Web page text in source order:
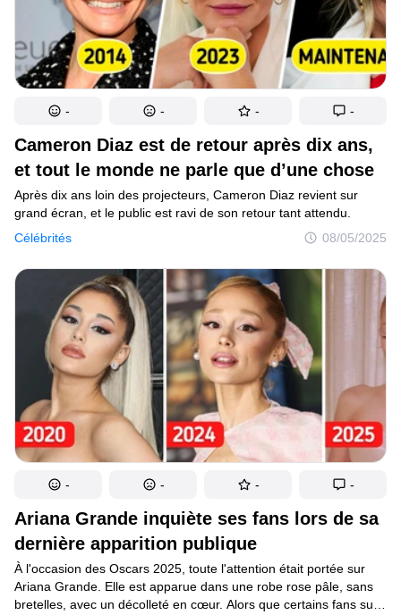
Cameron Diaz est de retour après dix ans,
et tout le monde ne parle que d’une chose
Célébrités 08/05/2025
Après dix ans loin des projecteurs, Cameron Diaz revient sur
grand écran, et le public est ravi de son retour tant attendu.
- - - -
Ariana Grande inquiète ses fans lors de sa
dernière apparition publique
À l'occasion des Oscars 2025, toute l'attention était portée sur
Ariana Grande. Elle est apparue dans une robe rose pâle, sans
bretelles, avec un décolleté en cœur. Alors que certains fans sur
- - - -